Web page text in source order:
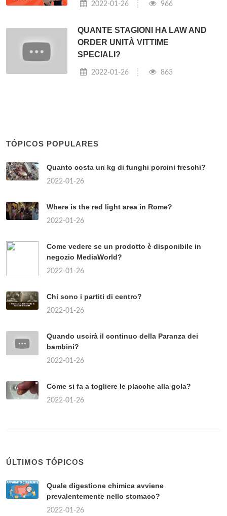
2022-01-26 966
QUANTE STAGIONI HA LAW AND
ORDER UNITÀ VITTIME
SPECIALI?
2022-01-26 863
TÓPICOS POPULARES
Quanto costa un kg di funghi porcini freschi?
2022-01-26
Where is the red light area in Rome?
2022-01-26
Come vedere se un prodotto è disponibile in
negozio MediaWorld?
2022-01-26
Chi sono i partiti di centro?
2022-01-26
Quando uscirà il continuo della Paranza dei
bambini?
2022-01-26
Come si fa a togliere le placche alla gola?
2022-01-26
ÚLTIMOS TÓPICOS
Quale digestione chimica avviene
prevalentemente nello stomaco?
2022-01-26